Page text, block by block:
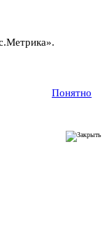
Понятно